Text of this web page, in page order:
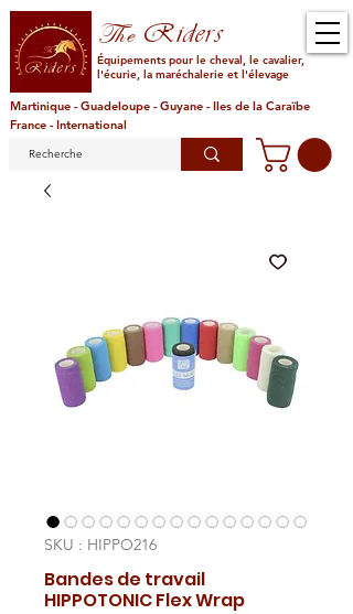
TheRiders
Équipements pour le cheval, le cavalier,
l'écurie, la maréchalerie et l'élevage
Martinique - Guadeloupe - Guyane - Iles de la Caraïbe
France - International
SKU : HIPPO216
Bandes de travail
HIPPOTONIC Flex Wrap